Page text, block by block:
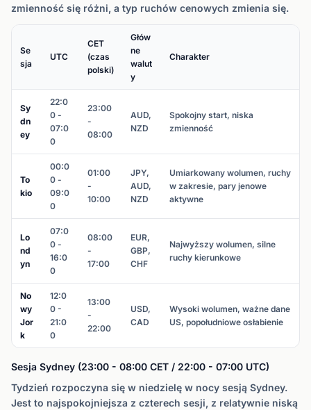
zmienność się różni, a typ ruchów cenowych zmienia się.
Se
sja
UTC
CET
(czas
polski)
Głów
ne
walut
y
Charakter
Sy
dn
ey
22:0
0 -
07:0
0
23:00
-
08:00
AUD,
NZD
Spokojny start, niska
zmienność
To
kio
00:0
0 -
09:0
0
01:00
-
10:00
JPY,
AUD,
NZD
Umiarkowany wolumen, ruchy
w zakresie, pary jenowe
aktywne
Lo
nd
yn
07:0
0 -
16:0
0
08:00
-
17:00
EUR,
GBP,
CHF
Najwyższy wolumen, silne
ruchy kierunkowe
No
wy
Jor
k
12:0
0 -
21:0
0
13:00
-
22:00
USD,
CAD
Wysoki wolumen, ważne dane
US, popołudniowe osłabienie
Sesja Sydney (23:00 - 08:00 CET / 22:00 - 07:00 UTC)
Tydzień rozpoczyna się w niedzielę w nocy sesją Sydney.
Jest to najspokojniejsza z czterech sesji, z relatywnie niską